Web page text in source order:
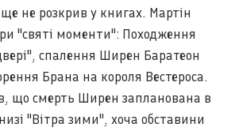
не розкрив у книгах. Мартін
"святі моменти": Походження
спалення Ширен Баратеон
Брана на короля Вестероса.
що смерть Ширен запланована в
"Вітра зими", хоча обставини